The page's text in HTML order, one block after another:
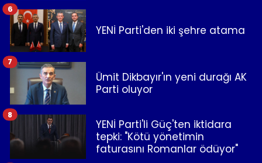
YENİ Parti'den iki şehre atama
6
Ümit Dikbayır'ın yeni durağı AK
Parti oluyor
7
YENİ Parti'li Güç'ten iktidara
tepki: "Kötü yönetimin
faturasını Romanlar ödüyor"
8